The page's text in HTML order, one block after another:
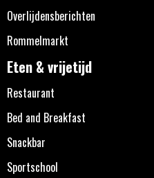
Overlijdensberichten
Rommelmarkt
Eten & vrijetijd
Restaurant
Bed and Breakfast
Snackbar
Sportschool